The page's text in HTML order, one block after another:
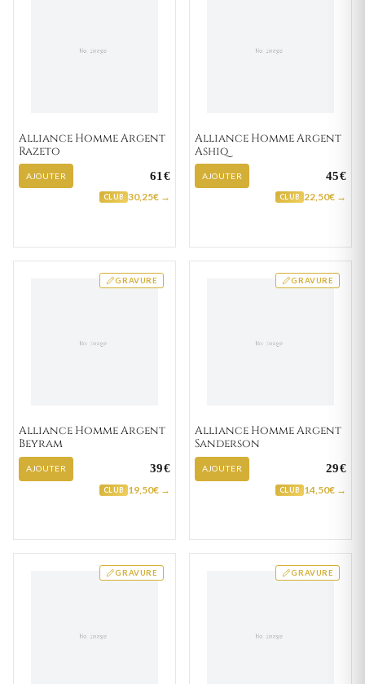
Alliance Homme Argent
Razeto
AJOUTER 61€
CLUB 30,25€ →
Alliance Homme Argent
Ashiq
AJOUTER 45€
CLUB 22,50€ →
GRAVURE
Alliance Homme Argent
Beyram
AJOUTER 39€
CLUB 19,50€ →
GRAVURE
Alliance Homme Argent
Sanderson
AJOUTER 29€
CLUB 14,50€ →
GRAVURE GRAVURE